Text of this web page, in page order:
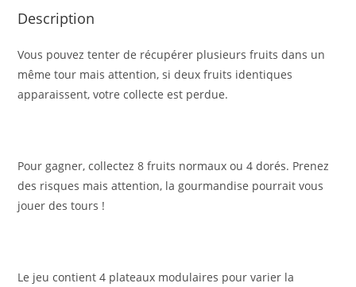
Description
Vous pouvez tenter de récupérer plusieurs fruits dans un
même tour mais attention, si deux fruits identiques
apparaissent, votre collecte est perdue.
Pour gagner, collectez 8 fruits normaux ou 4 dorés. Prenez
des risques mais attention, la gourmandise pourrait vous
jouer des tours !
Le jeu contient 4 plateaux modulaires pour varier la